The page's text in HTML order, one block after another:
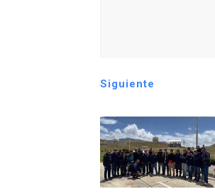
Siguiente